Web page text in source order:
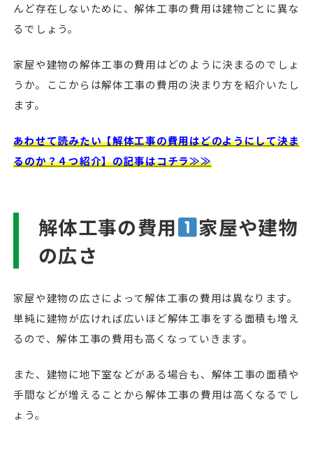
んど存在しないために、解体工事の費用は建物ごとに異な
るでしょう。
家屋や建物の解体工事の費用はどのように決まるのでしょ
うか。ここからは解体工事の費用の決まり方を紹介いたし
ます。
あわせて読みたい【解体工事の費用はどのようにして決ま
るのか？４つ紹介】の記事はコチラ≫≫
解体工事の費用
家屋や建物
の広さ
家屋や建物の広さによって解体工事の費用は異なります。
単純に建物が広ければ広いほど解体工事をする面積も増え
るので、解体工事の費用も高くなっていきます。
また、建物に地下室などがある場合も、解体工事の面積や
手間などが増えることから解体工事の費用は高くなるでし
ょう。